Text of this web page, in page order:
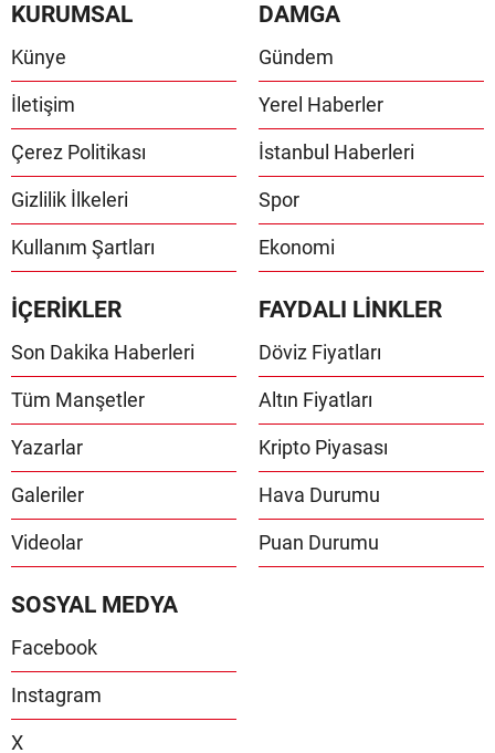
KURUMSAL
Künye
İletişim
Çerez Politikası
Gizlilik İlkeleri
Kullanım Şartları
DAMGA
Gündem
Yerel Haberler
İstanbul Haberleri
Spor
Ekonomi
İÇERİKLER
Son Dakika Haberleri
Tüm Manşetler
Yazarlar
Galeriler
Videolar
FAYDALI LİNKLER
Döviz Fiyatları
Altın Fiyatları
Kripto Piyasası
Hava Durumu
Puan Durumu
SOSYAL MEDYA
Facebook
Instagram
X